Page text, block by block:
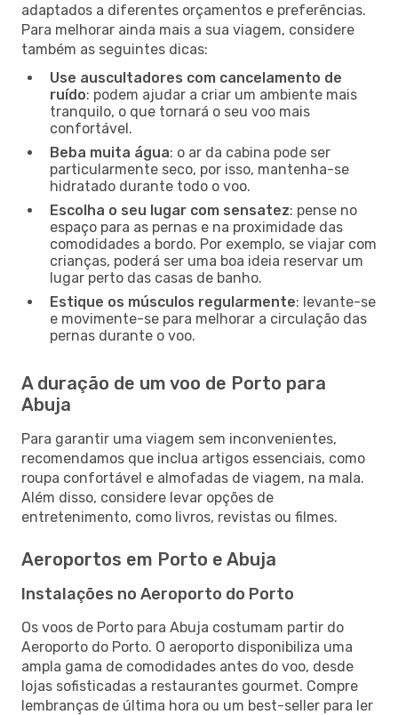
adaptados a diferentes orçamentos e preferências.
Para melhorar ainda mais a sua viagem, considere
também as seguintes dicas:
Use auscultadores com cancelamento de
ruído: podem ajudar a criar um ambiente mais
tranquilo, o que tornará o seu voo mais
confortável.
Beba muita água: o ar da cabina pode ser
particularmente seco, por isso, mantenha-se
hidratado durante todo o voo.
Escolha o seu lugar com sensatez: pense no
espaço para as pernas e na proximidade das
comodidades a bordo. Por exemplo, se viajar com
crianças, poderá ser uma boa ideia reservar um
lugar perto das casas de banho.
Estique os músculos regularmente: levante-se
e movimente-se para melhorar a circulação das
pernas durante o voo.
A duração de um voo de Porto para
Abuja
Para garantir uma viagem sem inconvenientes,
recomendamos que inclua artigos essenciais, como
roupa confortável e almofadas de viagem, na mala.
Além disso, considere levar opções de
entretenimento, como livros, revistas ou filmes.
Aeroportos em Porto e Abuja
Instalações no Aeroporto do Porto
Os voos de Porto para Abuja costumam partir do
Aeroporto do Porto. O aeroporto disponibiliza uma
ampla gama de comodidades antes do voo, desde
lojas sofisticadas a restaurantes gourmet. Compre
lembranças de última hora ou um best-seller para ler